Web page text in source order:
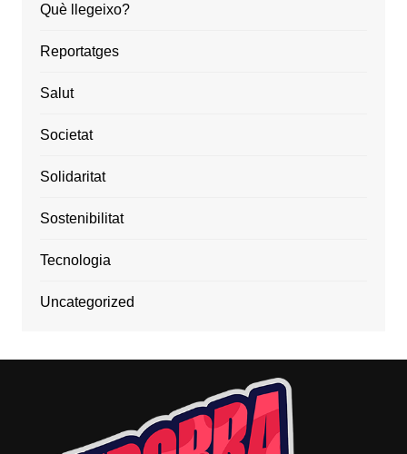
Què llegeixo?
Reportatges
Salut
Societat
Solidaritat
Sostenibilitat
Tecnologia
Uncategorized